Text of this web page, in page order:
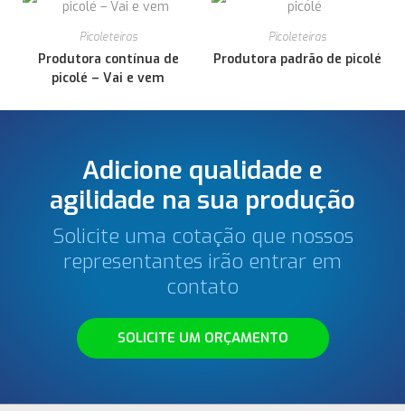
Picoleteiras
Produtora contínua de
picolé – Vai e vem
Picoleteiras
Produtora padrão de picolé
Adicione qualidade e
agilidade na sua produção
Solicite uma cotação que nossos
representantes irão entrar em
contato
SOLICITE UM ORÇAMENTO